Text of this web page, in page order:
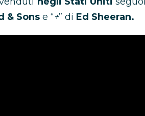
& Sons e “+” di Ed Sheeran.